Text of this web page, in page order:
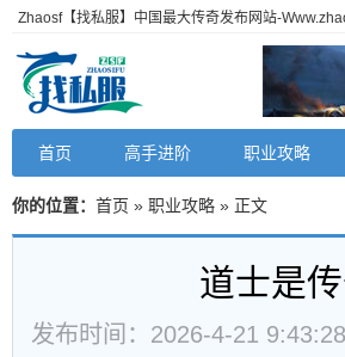
Zhaosf【找私服】中国最大传奇发布网站-
首页 高手进阶 职业攻略
你的位置： 首页 » 职业攻略 » 正文
道士是
发布时间：2026-4-21